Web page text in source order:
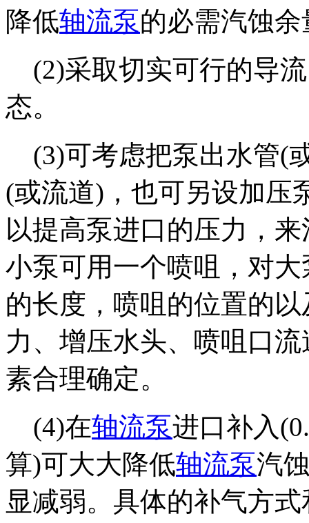
降低轴流泵的必需汽蚀
(2)采取切实可行的导
态。
(3)可考虑把泵出水管(
(或流道)，也可另设加压
以提高泵进口的压力，
小泵可用一个喷咀，对
的长度，喷咀的位置的
力、增压水头、喷咀口
素合理确定。
(4)在轴流泵进口补入
算)可大大降低轴流泵汽
显减弱。具体的补气方